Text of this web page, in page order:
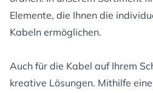
Elemente, die Ihnen die
Kabeln ermöglichen.
Auch für die Kabel auf Ihrem
kreative Lösungen. Mithilfe